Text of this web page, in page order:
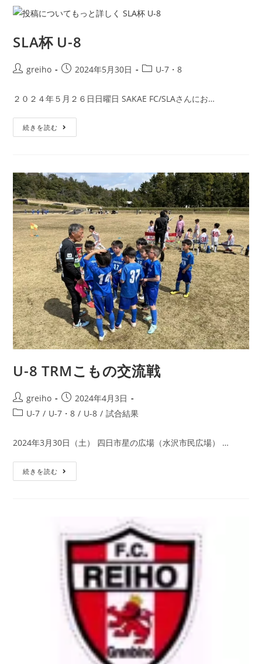
SLA杯 U-8
greiho 2024年5月30日 U-7・8
２０２４年５月２６日日曜日 SAKAE FC/SLAさんにお…
続きを読む
U-8 TRMこもの交流戦
greiho
2024年4月3日
U-7 / U-7・8 / U-8 / 試合結果
2024年3月30日（土） 四日市星の広場（水沢市民広場） …
続きを読む